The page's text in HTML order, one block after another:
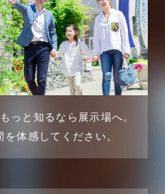
よくある質問
っと知るなら展示場へ。
体感してください。